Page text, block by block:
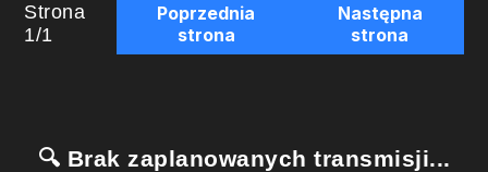
Strona
1/1
Poprzednia
strona
Następna
strona
🔍 Brak zaplanowanych transmisji...